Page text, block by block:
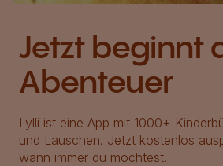
Jetzt beginnt
Abenteuer
Lylli ist eine App mit 1000+
und Lauschen. Jetzt kostenlos
wann immer du möchtest.